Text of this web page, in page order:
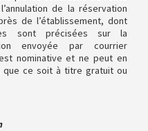
de la réservation
de l’établissement, dont
sont précisées sur la
envoyée par courrier
nominative et ne peut en
que ce soit à titre gratuit ou